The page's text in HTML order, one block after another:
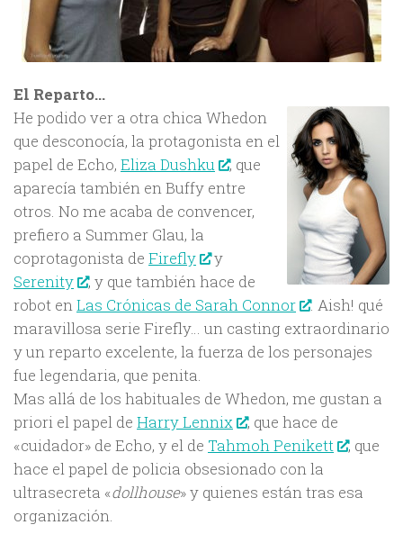
El Reparto…
He podido ver a otra chica Whedon
que desconocía, la protagonista en el
papel de Echo, Eliza Dushku
, que
aparecía también en Buffy entre
otros. No me acaba de convencer,
prefiero a Summer Glau, la
coprotagonista de Firefly
y
Serenity
, y que también hace de
robot enLas Crónicas de Sarah Connor
. Aish! qué
maravillosa serie Firefly… un casting extraordinario
y un reparto excelente, la fuerza de los personajes
fue legendaria, que penita.
Mas allá de los habituales de Whedon, me gustan a
priori el papel de Harry Lennix
, que hace de
«cuidador» de Echo, y el de Tahmoh Penikett
, que
hace el papel de policia obsesionado con la
ultrasecreta «dollhouse» y quienes están tras esa
organización.